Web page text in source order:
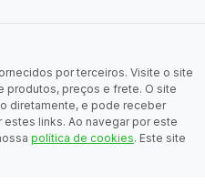
por terceiros. Visite o site
produtos, preços e frete. O site
diretamente, e pode receber
links. Ao navegar por este
política de cookies. Este site